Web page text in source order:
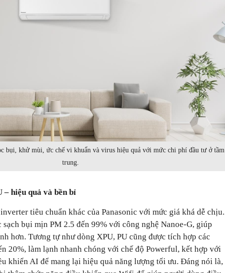
bụi, khử mùi, ức chế vi khuẩn và virus hiệu quả với mức chi phí đầu tư ở tầm
trung.
– hiệu quả và bền bỉ
tiêu chuẩn khác của Panasonic với mức giá khá dễ chịu.
bụi mịn PM 2.5 đến 99% với công nghệ Nanoe-G, giúp
hơn. Tương tự như dòng XPU, PU cũng được tích hợp các
20%, làm lạnh nhanh chóng với chế độ Powerful, kết hợp với
khiển AI để mang lại hiệu quả năng lượng tối ưu. Đáng nói là,